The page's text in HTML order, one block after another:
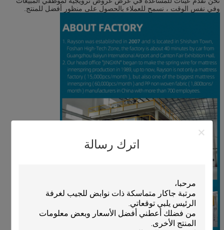
اترك رسالة
وفي نفس الوقت ، نسمح للعملاء بالحصول على منظور أفضل للمنتج.